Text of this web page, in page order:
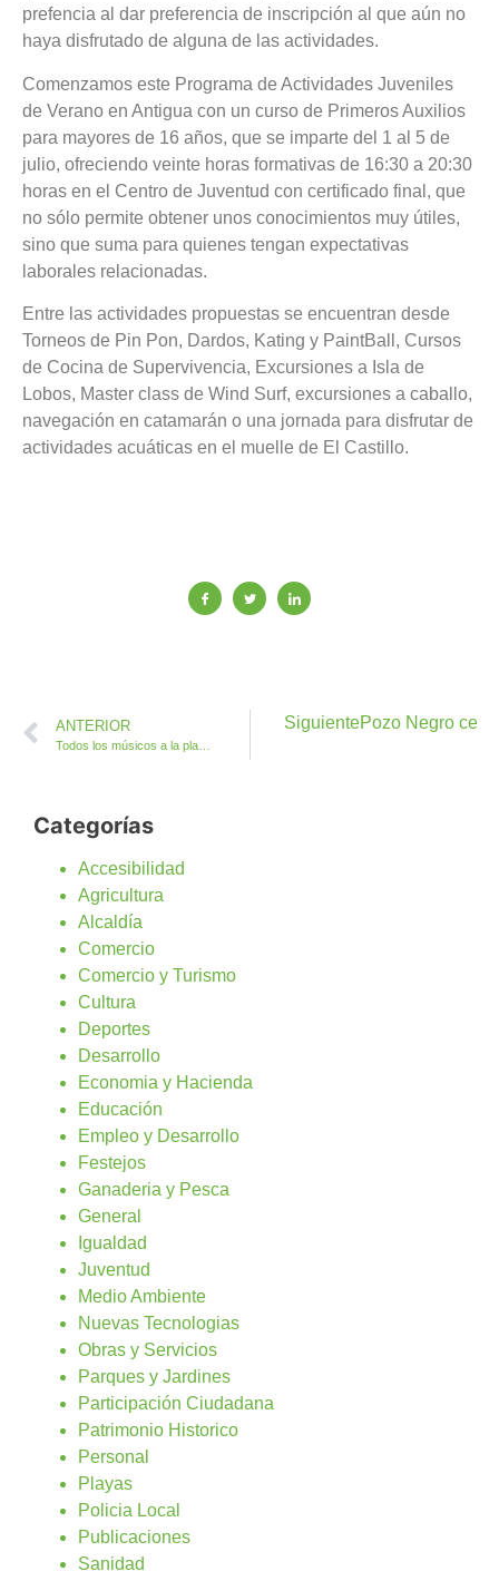
prefencia al dar preferencia de inscripción al que aún no
haya disfrutado de alguna de las actividades.
Comenzamos este Programa de Actividades Juveniles
de Verano en Antigua con un curso de Primeros Auxilios
para mayores de 16 años, que se imparte del 1 al 5 de
julio, ofreciendo veinte horas formativas de 16:30 a 20:30
horas en el Centro de Juventud con certificado final, que
no sólo permite obtener unos conocimientos muy útiles,
sino que suma para quienes tengan expectativas
laborales relacionadas.
Entre las actividades propuestas se encuentran desde
Torneos de Pin Pon, Dardos, Kating y PaintBall, Cursos
de Cocina de Supervivencia, Excursiones a Isla de
Lobos, Master class de Wind Surf, excursiones a caballo,
navegación en catamarán o una jornada para disfrutar de
actividades acuáticas en el muelle de El Castillo.
ANTERIOR SiguientePozo Negro
Categorías
Accesibilidad
Agricultura
Alcaldía
Comercio
Comercio y Turismo
Cultura
Deportes
Desarrollo
Economia y Hacienda
Educación
Empleo y Desarrollo
Festejos
Ganaderia y Pesca
General
Igualdad
Juventud
Medio Ambiente
Nuevas Tecnologias
Obras y Servicios
Parques y Jardines
Participación Ciudadana
Patrimonio Historico
Personal
Playas
Policia Local
Publicaciones
Sanidad